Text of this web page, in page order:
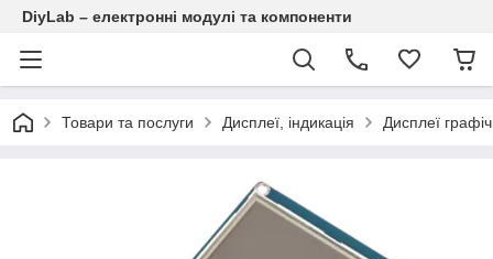
DiyLab – електронні модулі та компоненти
Товари та послуги Дисплеї, індикація Дисплеї